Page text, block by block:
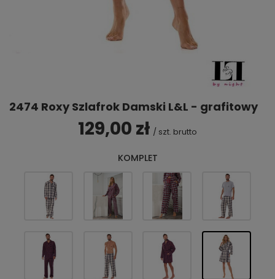
2474 Roxy Szlafrok Damski L&L - grafitowy
129,00 zł / szt. brutto
KOMPLET